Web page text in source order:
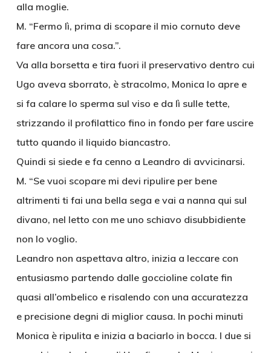
alla moglie.
M. “Fermo lì, prima di scopare il mio cornuto deve
fare ancora una cosa.”.
Va alla borsetta e tira fuori il preservativo dentro cui
Ugo aveva sborrato, è stracolmo, Monica lo apre e
si fa calare lo sperma sul viso e da lì sulle tette,
strizzando il profilattico fino in fondo per fare uscire
tutto quando il liquido biancastro.
Quindi si siede e fa cenno a Leandro di avvicinarsi.
M. “Se vuoi scopare mi devi ripulire per bene
altrimenti ti fai una bella sega e vai a nanna qui sul
divano, nel letto con me uno schiavo disubbidiente
non lo voglio.
Leandro non aspettava altro, inizia a leccare con
entusiasmo partendo dalle goccioline colate fin
quasi all’ombelico e risalendo con una accuratezza
e precisione degni di miglior causa. In pochi minuti
Monica è ripulita e inizia a baciarlo in bocca. I due si